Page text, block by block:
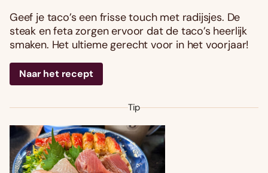
Geef je taco’s een frisse touch met radijsjes. De
steak en feta zorgen ervoor dat de taco’s heerlijk
smaken. Het ultieme gerecht voor in het voorjaar!
Naar het recept
Tip